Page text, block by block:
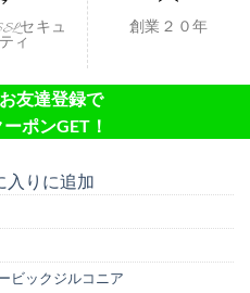
セキュ
ィ
創業２０年
友達登録で
ポンGET！
入りに追加
ビックジルコニア